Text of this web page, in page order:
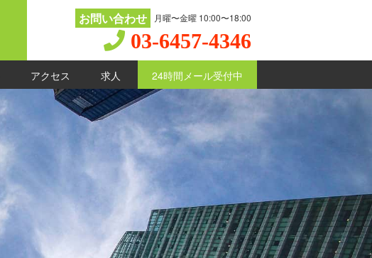
お問い合わせ 月曜〜金曜 10:00〜18:00
03-6457-4346
アクセス 求人 24時間メール受付中